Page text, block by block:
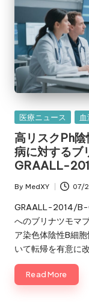
Posted
in
医療ニュース
高リスクPh
病に対するブ
GRAALL-
Posted
by
By MedXY 07/
GRAALL-2014/B-
へのブリナツモマ
ア染色体陰性B細
いて転帰を有意に
Read More